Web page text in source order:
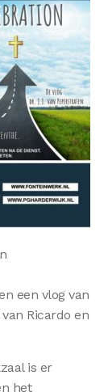
een vlog van
Ricardo en
is er
het